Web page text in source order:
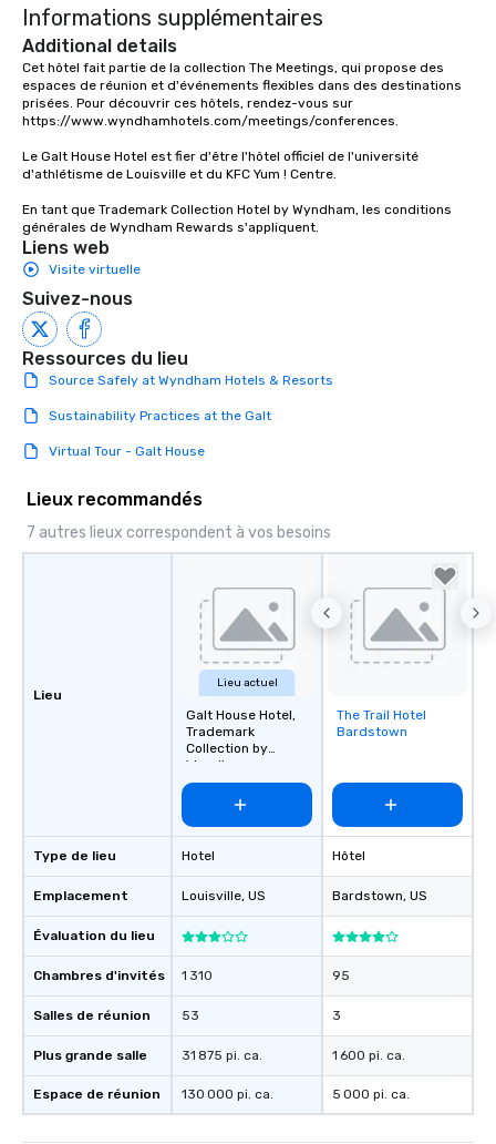
Informations supplémentaires
Additional details
Cet hôtel fait partie de la collection The Meetings, qui propose des
espaces de réunion et d'événements flexibles dans des destinations
prisées. Pour découvrir ces hôtels, rendez-vous sur
https://www.wyndhamhotels.com/meetings/conferences.
Le Galt House Hotel est fier d'être l'hôtel officiel de l'université
d'athlétisme de Louisville et du KFC Yum ! Centre.
En tant que Trademark Collection Hotel by Wyndham, les conditions
générales de Wyndham Rewards s'appliquent.
Liens web
Visite virtuelle
Suivez-nous
Ressources du lieu
Source Safely at Wyndham Hotels & Resorts
Sustainability Practices at the Galt
Virtual Tour - Galt House
Lieux recommandés
7 autres lieux correspondent à vos besoins
Lieu
Type de lieu
Emplacement
Évaluation du lieu
Chambres d'invités
Salles de réunion
Plus grande salle
Espace de réunion
Lieu actuel
Galt House Hotel,
Trademark
Collection by
Wyndham
Hotel
Louisville, US
1 310
53
31 875 pi. ca.
130 000 pi. ca.
Removed from
favorites
The Trail Hotel
Bardstown
Hôtel
Bardstown, US
95
3
1 600 pi. ca.
5 000 pi. ca.